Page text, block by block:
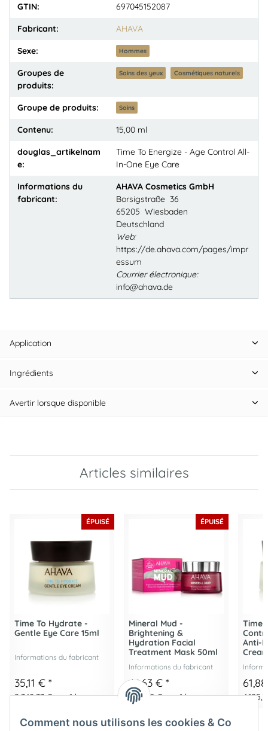
GTIN: 697045152087
Fabricant: AHAVA
Sexe: Hommes
Groupes de
produits:
Soins des yeux Cosmétiques naturels
Groupe de produits: Soins
Contenu: 15,00 ml
douglas_artikelnam
e:
Time To Energize - Age Control All-
In-One Eye Care
Informations du
fabricant:
AHAVA Cosmetics GmbH
Borsigstraße 36
65205 Wiesbaden
Deutschland
Web:
https://de.ahava.com/pages/impr
essum
Courrier électronique:
info@ahava.de
Application
Ingrédients
Avertir lorsque disponible
Articles similaires
ÉPUISÉ
Time To Hydrate -
Gentle Eye Care 15ml
Informations du fabricant
35,11 € *
2.340,33 € par 1 l
ÉPUISÉ
Mineral Mud -
Brightening &
Hydration Facial
Treatment Mask 50ml
Informations du fabricant
44,63 € *
892,50 € par 1 l
Time
Anti-
Comment nous utilisons les cookies & Co